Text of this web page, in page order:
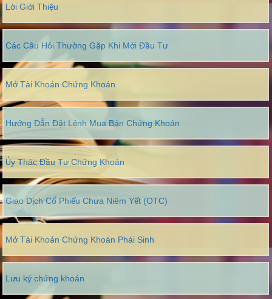
Lời Giới Thiệu
Các Câu Hỏi Thường Gặp Khi Mới Đầu Tư
Mở Tài Khoản Chứng Khoán
Hướng Dẫn Đặt Lệnh Mua Bán Chứng Khoán
Ủy Thác Đầu Tư Chứng Khoán
Giao Dịch Cổ Phiếu Chưa Niêm Yết (OTC)
Mở Tài Khoản Chứng Khoán Phái Sinh
Lưu ký chứng khoán